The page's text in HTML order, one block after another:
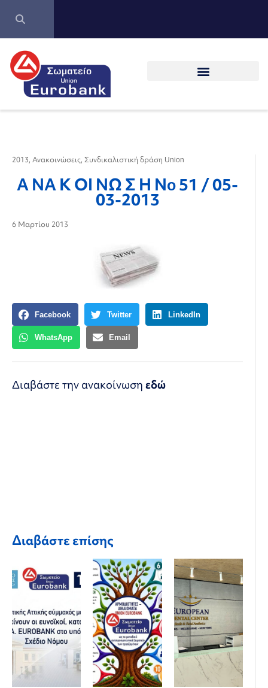
2013, Ανακοινώσεις, Συνδικαλιστική δράση Union
Α ΝΑ Κ ΟΙ ΝΩ Σ Η Νo 51 / 05-
03-2013
6 Μαρτίου 2013
Facebook Twitter LinkedIn
WhatsApp Email
Διαβάστε την ανακοίνωση εδώ
Διαβάστε επίσης